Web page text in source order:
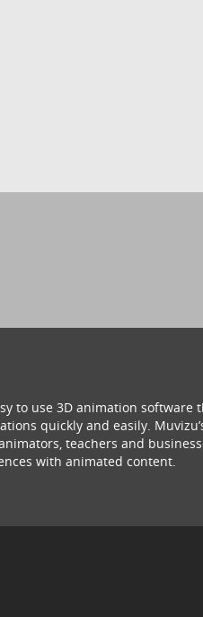
to use 3D animation software
quickly and easily.
teachers and
with animated content.